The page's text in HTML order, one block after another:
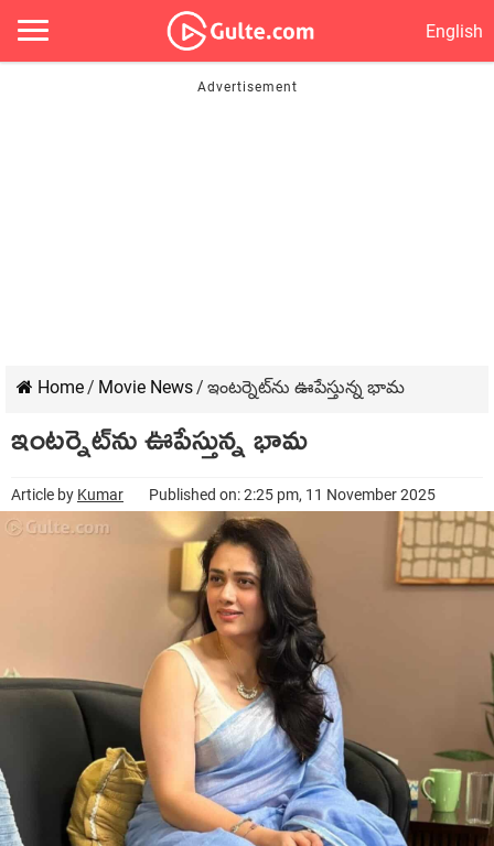
English
Home/ Movie News/ ఇంటర్నెట్‌ను ఊపేస్తున్న భామ
ఇంటర్నెట్‌ను ఊపేస్తున్న భామ
Article by Kumar Published on: 2:25 pm, 11 November 2025